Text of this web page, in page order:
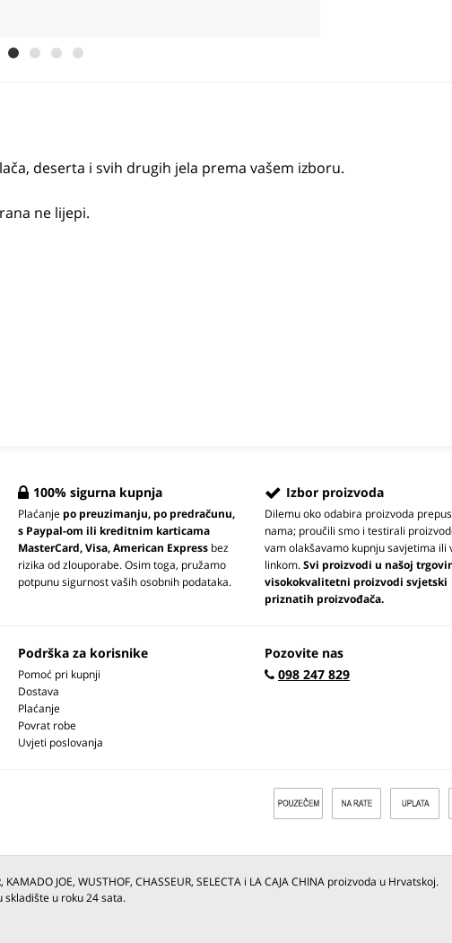
deserta i svih drugih jela prema vašem izboru.
ne lijepi.
100% sigurna kupnja
Plaćanje po preuzimanju, po predračunu,
s Paypal-om ili kreditnim karticama
MasterCard, Visa, American Express bez
rizika od zlouporabe. Osim toga, pružamo
potpunu sigurnost vaših osobnih podataka.
Izbor proizvoda
Dilemu oko odabira proizvoda
nama; proučili smo i testirali
vam olakšavamo kupnju savjetima ili
linkom.Svi proizvodi u našoj
visokokvalitetni proizvodi svjetski
priznatih proizvođača.
Podrška za korisnike
Pomoć pri kupnji
Dostava
Plaćanje
Povrat robe
Uvjeti poslovanja
Pozovite nas
098 247 829
JOE, WUSTHOF, CHASSEUR, SELECTA i LA CAJA CHINA proizvoda u Hrvatskoj.
skladište u roku 24 sata.